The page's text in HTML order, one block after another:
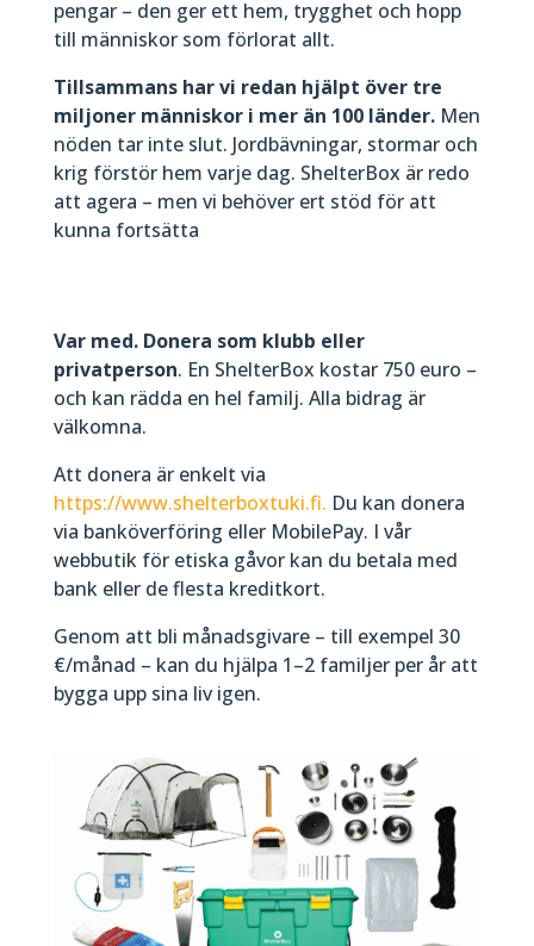
pengar – den ger ett hem, trygghet och hopp
till människor som förlorat allt.
Tillsammans har vi redan hjälpt över tre
miljoner människor i mer än 100 länder.Men
nöden tar inte slut. Jordbävningar, stormar och
krig förstör hem varje dag. ShelterBox är redo
att agera – men vi behöver ert stöd för att
kunna fortsätta
Var med. Donera som klubb eller
privatperson. En ShelterBox kostar 750 euro –
och kan rädda en hel familj. Alla bidrag är
välkomna.
Att donera är enkelt via
https://www.shelterboxtuki.fi. Du kan donera
via banköverföring eller MobilePay. I vår
webbutik för etiska gåvor kan du betala med
bank eller de flesta kreditkort.
Genom att bli månadsgivare – till exempel 30
€/månad – kan du hjälpa 1–2 familjer per år att
bygga upp sina liv igen.